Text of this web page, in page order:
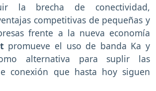
la brecha de conectividad,
competitivas de pequeñas y
frente a la nueva economía
promueve el uso de banda Ka y
alternativa para suplir las
conexión que hasta hoy siguen